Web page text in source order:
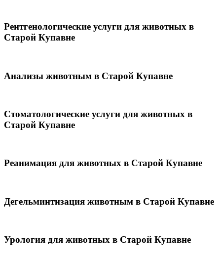
Рентгенологические услуги для животных в
Старой Купавне
Анализы животным в Старой Купавне
Стоматологические услуги для животных в
Старой Купавне
Реанимация для животных в Старой Купавне
Дегельминтизация животным в Старой Купавне
Урология для животных в Старой Купавне